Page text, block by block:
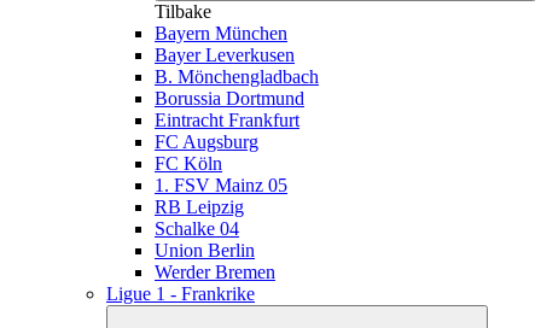
Tilbake
Bayern München
Bayer Leverkusen
B. Mönchengladbach
Borussia Dortmund
Eintracht Frankfurt
FC Augsburg
FC Köln
1. FSV Mainz 05
RB Leipzig
Schalke 04
Union Berlin
Werder Bremen
Ligue 1 - Frankrike